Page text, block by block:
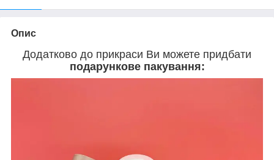
Опис
Додатково до прикраси Ви можете придбати
подарункове пакування: